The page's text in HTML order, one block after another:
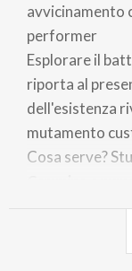
avvicinamento
performer
Esplorare il
riporta al
dell'esistenza
mutamento
Cosa serve?
ad esaurimento